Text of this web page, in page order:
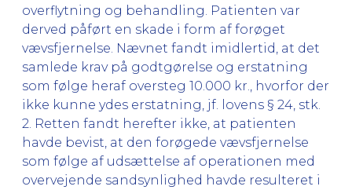
overflytning og behandling. Patienten var
derved påført en skade i form af forøget
vævsfjernelse. Nævnet fandt imidlertid, at det
samlede krav på godtgørelse og erstatning
som følge heraf oversteg 10.000 kr., hvorfor der
ikke kunne ydes erstatning, jf. lovens § 24, stk.
2. Retten fandt herefter ikke, at patienten
havde bevist, at den forøgede vævsfjernelse
som følge af udsættelse af operationen med
overvejende sandsynlighed havde resulteret i